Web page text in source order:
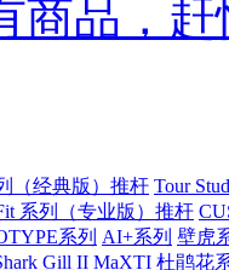
商品，
（经典版）推杆 Tour
系列（专业版）推杆
系列 AI+系列 壁虎
Gill II MaXTI 杜鹃花